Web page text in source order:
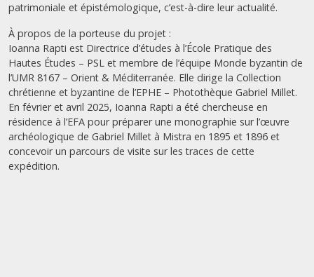
patrimoniale et épistémologique, c’est-à-dire leur actualité.
À propos de la porteuse du projet :
Ioanna Rapti est Directrice d’études à l’École Pratique des
Hautes Études – PSL et membre de l’équipe Monde byzantin de
l’UMR 8167 – Orient & Méditerranée. Elle dirige la Collection
chrétienne et byzantine de l’EPHE – Photothèque Gabriel Millet.
En février et avril 2025, Ioanna Rapti a été chercheuse en
résidence à l’EFA pour préparer une monographie sur l’œuvre
archéologique de Gabriel Millet à Mistra en 1895 et 1896 et
concevoir un parcours de visite sur les traces de cette
expédition.